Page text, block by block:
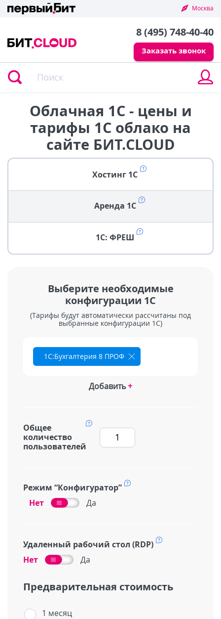
Москва
8 (495) 748-40-40
Заказать звонок
Облачная 1С - цены и
тарифы 1С облако на
сайте БИТ.CLOUD
Хостинг 1С
Аренда 1С
1С: ФРЕШ
Выберите необходимые
конфигурации 1С
(Тарифы будут автоматически рассчитаны под
выбранные конфигурации 1С)
1С:Бухгалтерия 8 ПРОФ
Добавить+
Общее
количество
пользователей
Режим “Конфигуратор”
Нет
Да
Удаленный рабочий стол (RDP)
Нет
Да
Предварительная стоимость
1 месяц